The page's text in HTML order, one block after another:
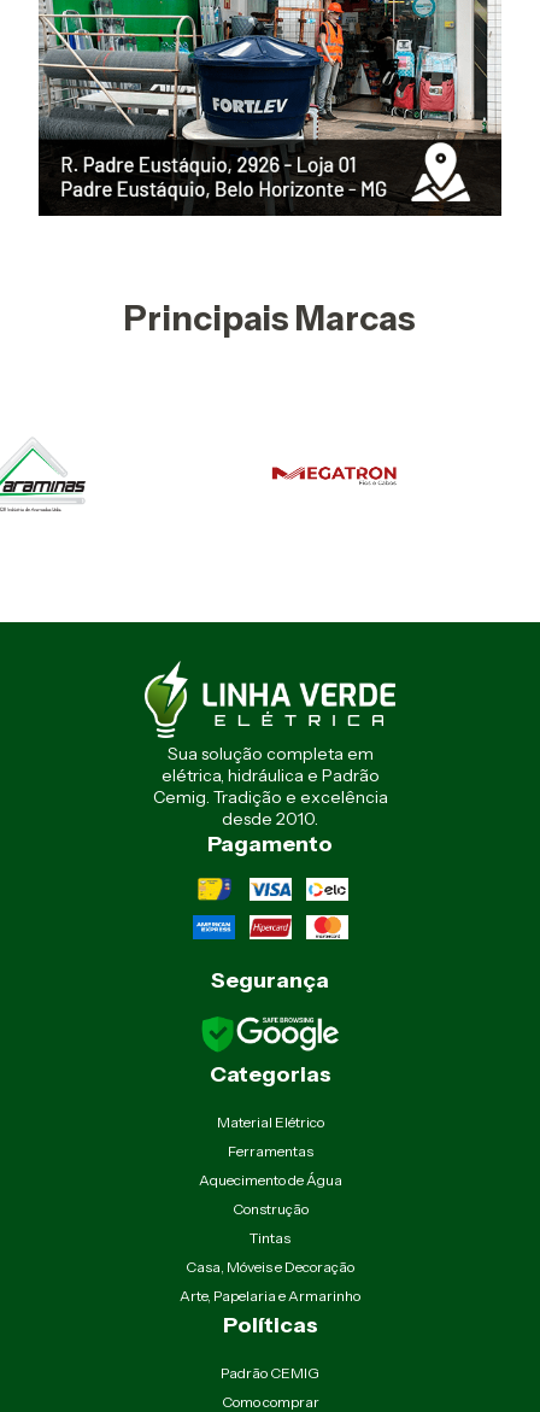
Principais Marcas
Sua solução completa em
elétrica, hidráulica e Padrão
Cemig. Tradição e excelência
desde 2010.
Pagamento
Segurança
Categorias
Material Elétrico
Ferramentas
Aquecimento de Água
Construção
Tintas
Casa, Móveis e Decoração
Arte, Papelaria e Armarinho
Políticas
Padrão CEMIG
Como comprar